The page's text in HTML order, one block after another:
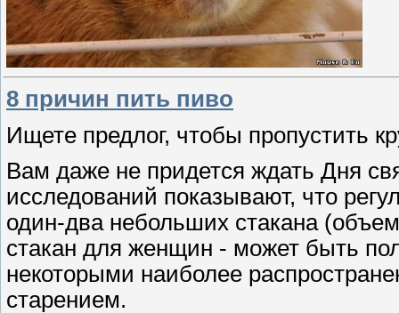
8 причин пить пиво
Ищете предлог, чтобы пропустить
Вам даже не придется ждать Дня
исследований показывают, что
один-два небольших стакана
стакан для женщин - может быть
некоторыми наиболее
старением.